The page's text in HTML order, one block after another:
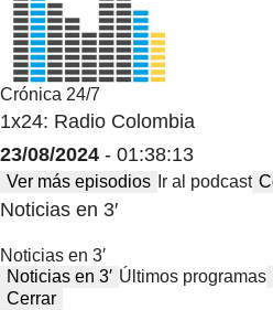
Crónica 24/7
1x24: Radio Colombia
23/08/2024 - 01:38:13
Ver más episodios Ir al podcast
Noticias en 3′
Noticias en 3′
Noticias en 3′ Últimos programas
Cerrar